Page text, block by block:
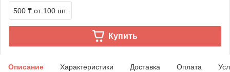
500 ₸ от 100 шт.
Купить
Описание Характеристики Доставка Оплата